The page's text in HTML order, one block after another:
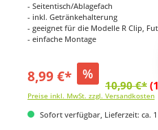
- Seitentisch/Ablagefach
- inkl. Getränkehalterung
- geeignet für die Modelle R Clip,
- einfache Montage
8,99 €* %
10,90 €*
Preise inkl. MwSt. zzgl. Versandkosten
Sofort verfügbar, Lieferzeit: ca. 1